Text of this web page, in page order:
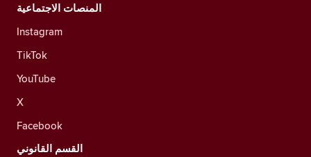
المنصات الاجتماعية
Instagram
TikTok
YouTube
X
Facebook
القسم القانوني